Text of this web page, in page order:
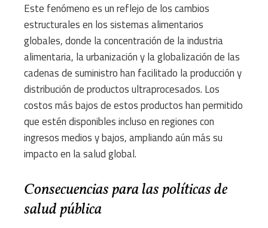
Este fenómeno es un reflejo de los cambios
estructurales en los sistemas alimentarios
globales, donde la concentración de la industria
alimentaria, la urbanización y la globalización de las
cadenas de suministro han facilitado la producción y
distribución de productos ultraprocesados. Los
costos más bajos de estos productos han permitido
que estén disponibles incluso en regiones con
ingresos medios y bajos, ampliando aún más su
impacto en la salud global.
Consecuencias para las políticas de
salud pública